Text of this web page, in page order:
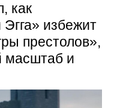
как
избежит
престолов»,
масштаб и